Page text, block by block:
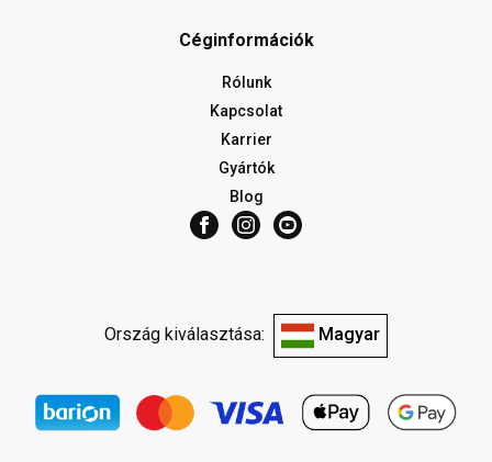
Céginformációk
Rólunk
Kapcsolat
Karrier
Gyártók
Blog
Ország kiválasztása: Magyar